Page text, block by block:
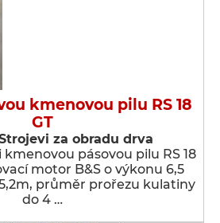
kmenovou pilu RS 18
GT
za obradu drva
pásovou pilu RS 18
motor B&S o výkonu 6,5
průměr prořezu kulatiny
do 4 …